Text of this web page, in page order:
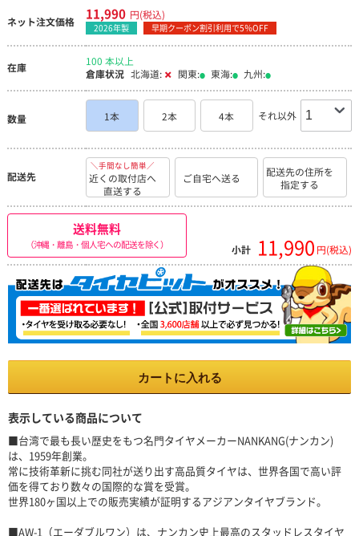
ネット注文価格 11,990 円(税込)
2026年製 早期クーポン割引利用で5％OFF
在庫
100 本以上
倉庫状況 北海道: 関東: 東海: 九州:
数量 1本 2本 4本 それ以外
配送先
＼手間なし簡単／
近くの取付店へ
直送する
ご自宅へ送る
配送先の住所を
指定する
送料無料
（沖縄・離島・個人宅への配送を除く） 小計 11,990 円(税込)
カートに入れる
表示している商品について
■台湾で最も長い歴史をもつ名門タイヤメーカーNANKANG(ナンカン)
は、1959年創業。
常に技術革新に挑む同社が送り出す高品質タイヤは、世界各国で高い評
価を得ており数々の国際的な賞を受賞。
世界180ヶ国以上での販売実績が証明するアジアンタイヤブランド。
■AW-1（エーダブルワン）は、ナンカン史上最高のスタッドレスタイヤ